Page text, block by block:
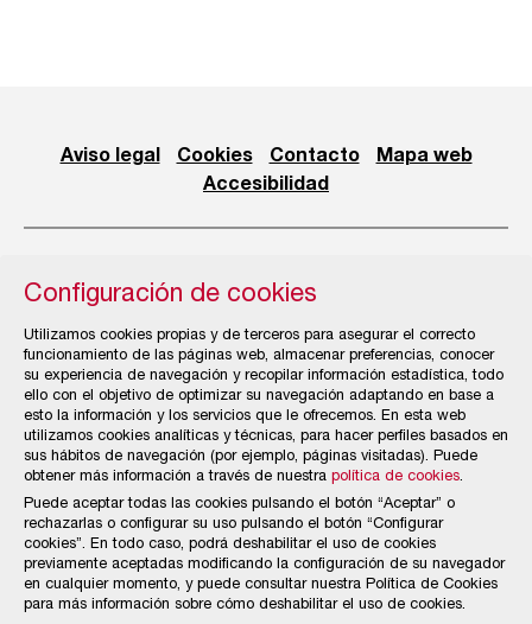
Aviso legal Cookies Contacto
Mapa web
Accesibilidad
Navegación de Gijón
Configuración de cookies
Utilizamos cookies propias y de terceros para asegurar el correcto
funcionamiento de las páginas web, almacenar preferencias, conocer
su experiencia de navegación y recopilar información estadística, todo
ello con el objetivo de optimizar su navegación adaptando en base a
esto la información y los servicios que le ofrecemos. En esta web
utilizamos cookies analíticas y técnicas, para hacer perfiles basados en
sus hábitos de navegación (por ejemplo, páginas visitadas). Puede
obtener más información a través de nuestra política de cookies.
Puede aceptar todas las cookies pulsando el botón “Aceptar” o
rechazarlas o configurar su uso pulsando el botón “Configurar
cookies”. En todo caso, podrá deshabilitar el uso de cookies
previamente aceptadas modificando la configuración de su navegador
en cualquier momento, y puede consultar nuestra Política de Cookies
para más información sobre cómo deshabilitar el uso de cookies.